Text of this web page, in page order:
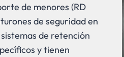
de menores (RD
de seguridad en
de retención
y tienen